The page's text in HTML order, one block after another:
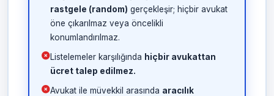
rastgele (random) gerçekleşir; hiçbir avukat
öne çıkarılmaz veya öncelikli
konumlandırılmaz.
Listelemeler karşılığında hiçbir avukattan
ücret talep edilmez.
Avukat ile müvekkil arasında aracılık